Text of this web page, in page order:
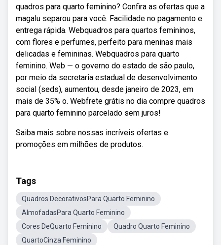
quadros para quarto feminino? Confira as ofertas que a
magalu separou para você. Facilidade no pagamento e
entrega rápida. Webquadros para quartos femininos,
com flores e perfumes, perfeito para meninas mais
delicadas e femininas. Webquadros para quarto
feminino. Web — o governo do estado de são paulo,
por meio da secretaria estadual de desenvolvimento
social (seds), aumentou, desde janeiro de 2023, em
mais de 35% o. Webfrete grátis no dia compre quadros
para quarto feminino parcelado sem juros!
Saiba mais sobre nossas incríveis ofertas e
promoções em milhões de produtos.
Tags
Quadros DecorativosPara Quarto Feminino
AlmofadasPara Quarto Feminino
Cores DeQuarto Feminino
Quadro Quarto Feminino
QuartoCinza Feminino